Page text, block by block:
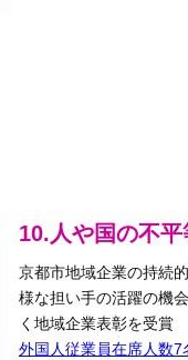
10.人や国の不
京都市地域企業の持続
様な担い手の活躍の機
く地域企業表彰を受賞
外国人従業員在席人数